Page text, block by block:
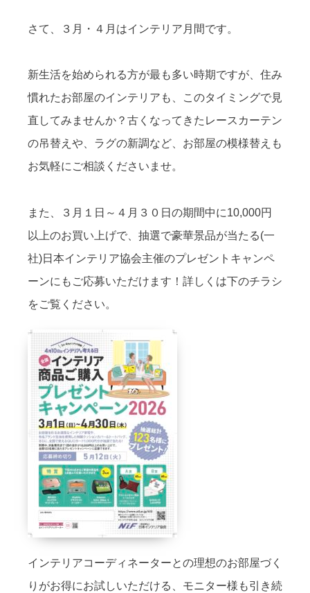
さて、３月・４月はインテリア月間です。
新生活を始められる方が最も多い時期ですが、住み
慣れたお部屋のインテリアも、このタイミングで見
直してみませんか？古くなってきたレースカーテン
の吊替えや、ラグの新調など、お部屋の模様替えも
お気軽にご相談くださいませ。
また、３月１日～４月３０日の期間中に10,000円
以上のお買い上げで、抽選で豪華景品が当たる(一
社)日本インテリア協会主催のプレゼントキャンペ
ーンにもご応募いただけます！詳しくは下のチラシ
をご覧ください。
インテリアコーディネーターとの理想のお部屋づく
りがお得にお試しいただける、モニター様も引き続